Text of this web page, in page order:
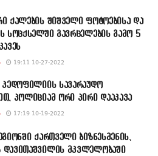
ქალების შიშველი ფოტოებისა და
სოცქსელში გავრცელების გამო 5
19:11 10-27-2022
პედოფილიის სავარაუდო
პოლიციამ ორი პირი დააკავა
17:19 10-19-2022
ქართველი ბიზნესმენის,
მკვლელობაში